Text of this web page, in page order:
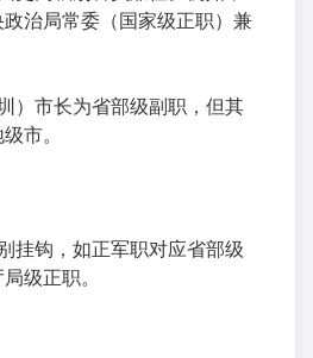
治局常委（国家级正职）兼
）市长为省部级副职，但其
市。
挂钩，如正军职对应省部级
级正职。